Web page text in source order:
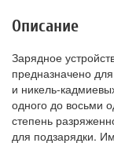
Описание
Зарядное
предназначено
и никель-
одного до восьми
степень
для подзарядки.